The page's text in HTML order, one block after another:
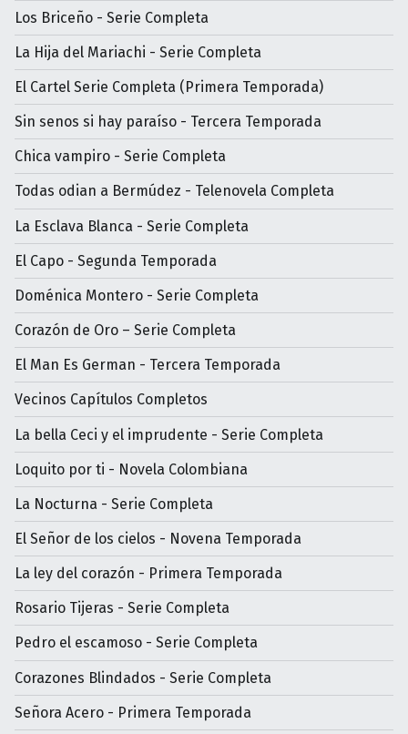
Los Briceño - Serie Completa
La Hija del Mariachi - Serie Completa
El Cartel Serie Completa (Primera Temporada)
Sin senos si hay paraíso - Tercera Temporada
Chica vampiro - Serie Completa
Todas odian a Bermúdez - Telenovela Completa
La Esclava Blanca - Serie Completa
El Capo - Segunda Temporada
Doménica Montero - Serie Completa
Corazón de Oro – Serie Completa
El Man Es German - Tercera Temporada
Vecinos Capítulos Completos
La bella Ceci y el imprudente - Serie Completa
Loquito por ti - Novela Colombiana
La Nocturna - Serie Completa
El Señor de los cielos - Novena Temporada
La ley del corazón - Primera Temporada
Rosario Tijeras - Serie Completa
Pedro el escamoso - Serie Completa
Corazones Blindados - Serie Completa
Señora Acero - Primera Temporada